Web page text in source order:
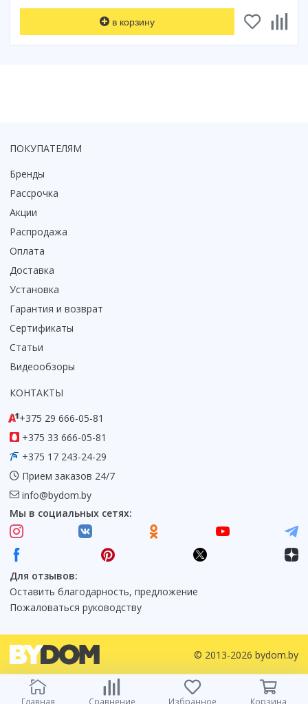
в корзину
ПОКУПАТЕЛЯМ
Бренды
Рассрочка
Акции
Распродажа
Оплата
Доставка
Установка
Гарантия и возврат
Сертификаты
Статьи
Видеообзоры
КОНТАКТЫ
+375 29 666-05-81
+375 33 666-05-81
+375 17 243-24-29
Прием заказов 24/7
info@bydom.by
Мы в социальных сетях:
Для отзывов:
Оставить благодарность, предложение
Пожаловаться руководству
© 2013-2026 bydom.by
Главная Сравнение Избранное Корзина